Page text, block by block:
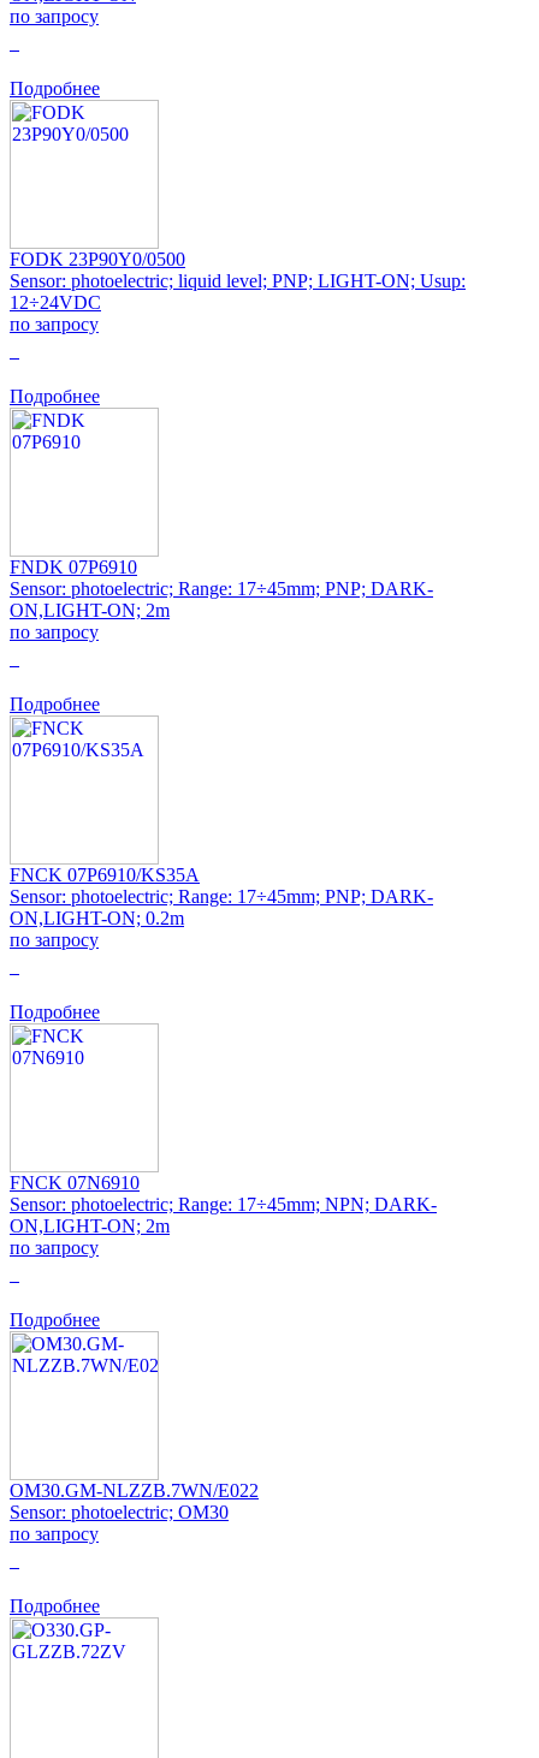
по запросу
Подробнее
FODK 23P90Y0/0500
Sensor: photoelectric; liquid level; PNP; LIGHT-ON; Usup:
12÷24VDC
по запросу
Подробнее
FNDK 07P6910
Sensor: photoelectric; Range: 17÷45mm; PNP; DARK-
ON,LIGHT-ON; 2m
по запросу
Подробнее
FNCK 07P6910/KS35A
Sensor: photoelectric; Range: 17÷45mm; PNP; DARK-
ON,LIGHT-ON; 0.2m
по запросу
Подробнее
FNCK 07N6910
Sensor: photoelectric; Range: 17÷45mm; NPN; DARK-
ON,LIGHT-ON; 2m
по запросу
Подробнее
OM30.GM-NLZZB.7WN/E022
Sensor: photoelectric; OM30
по запросу
Подробнее